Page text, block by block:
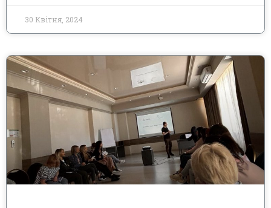
30 Квітня, 2024